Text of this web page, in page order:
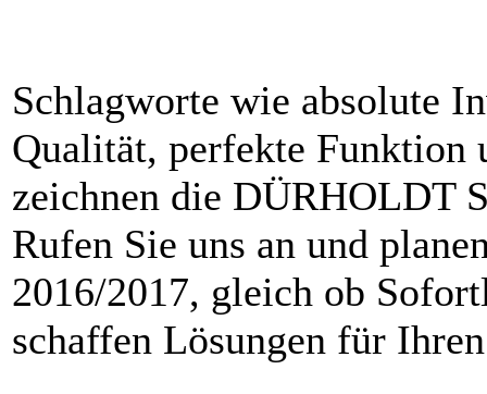
Schlagworte wie absolute
Qualität, perfekte Funktion
zeichnen die DÜRHOLDT
Rufen Sie uns an und
2016/2017, gleich ob
schaffen Lösungen für